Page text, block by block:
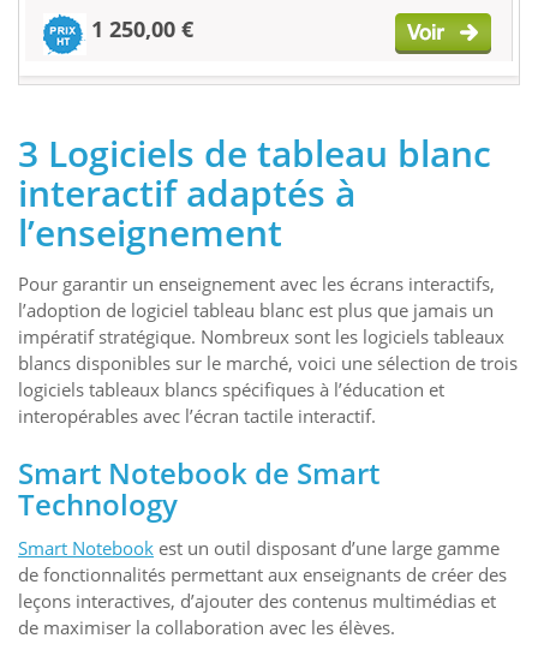
1 250,00 €
3 Logiciels de tableau blanc
interactif adaptés à
l’enseignement
Pour garantir un enseignement avec les écrans interactifs,
l’adoption de logiciel tableau blanc est plus que jamais un
impératif stratégique. Nombreux sont les logiciels tableaux
blancs disponibles sur le marché, voici une sélection de trois
logiciels tableaux blancs spécifiques à l’éducation et
interopérables avec l’écran tactile interactif.
Smart Notebook de Smart
Technology
Smart Notebook est un outil disposant d’une large gamme
de fonctionnalités permettant aux enseignants de créer des
leçons interactives, d’ajouter des contenus multimédias et
de maximiser la collaboration avec les élèves.